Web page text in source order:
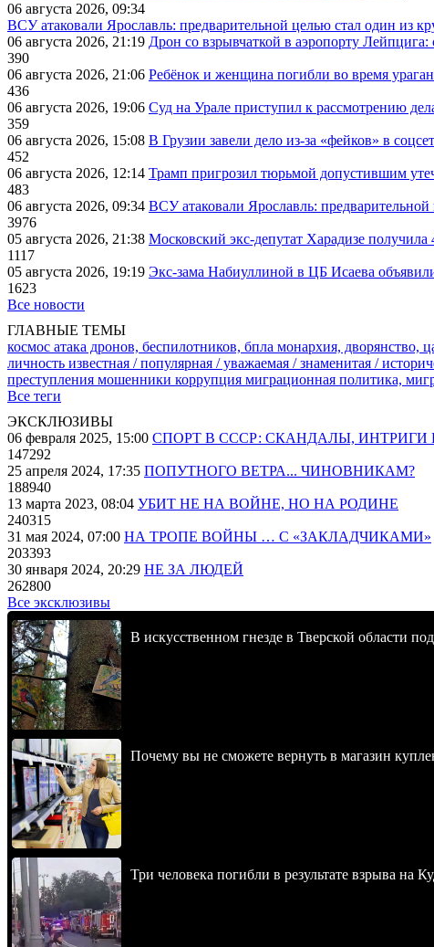
06 августа 2026, 09:34
ВСУ атаковали Ярославль: предварительной целью стал один из
06 августа 2026, 21:19 Дрон со взрывчаткой в аэропорту Лейпцига:
390
06 августа 2026, 21:06 Ребёнок и женщина погибли во время
436
06 августа 2026, 19:06 Суд на Урале приступил к рассмотрению
359
06 августа 2026, 15:08 В Грузии завели дело из-за «фейков» в
452
06 августа 2026, 12:14 Трамп пригрозил тюрьмой допустившим
483
06 августа 2026, 09:34 ВСУ атаковали Ярославль:
3976
05 августа 2026, 21:38 Московский экс-депутат Харадизе
1117
05 августа 2026, 19:19 Экс-зама Набиуллиной в ЦБ Исаева
1623
Все новости
ГЛАВНЫЕ ТЕМЫ
космос атака дронов, беспилотников, бпла монархия, дворянство,
личность известная / популярная / уважаемая / знаменитая /
преступления мошенники коррупция миграционная политика,
Все теги
ЭКСКЛЮЗИВЫ
06 февраля 2025, 15:00 СПОРТ В СССР: СКАНДАЛЫ, ИНТРИГИ
147292
25 апреля 2024, 17:35 ПОПУТНОГО ВЕТРА... ЧИНОВНИКАМ?
188940
13 марта 2023, 08:04 УБИТ НЕ НА ВОЙНЕ, НО НА РОДИНЕ
240315
31 мая 2024, 07:00 НА ТРОПЕ ВОЙНЫ … С «ЗАКЛАДЧИКАМИ»
203393
30 января 2024, 20:29 НЕ ЗА ЛЮДЕЙ
262800
Все эксклюзивы
В искусственном гнезде в Тверской области
Почему вы не сможете вернуть в магазин
Три человека погибли в результате взрыва на